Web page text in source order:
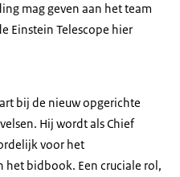
mag geven aan het team
Einstein Telescope hier
bij de nieuw opgerichte
Hij wordt als Chief
voor het
het bidbook. Een cruciale rol,